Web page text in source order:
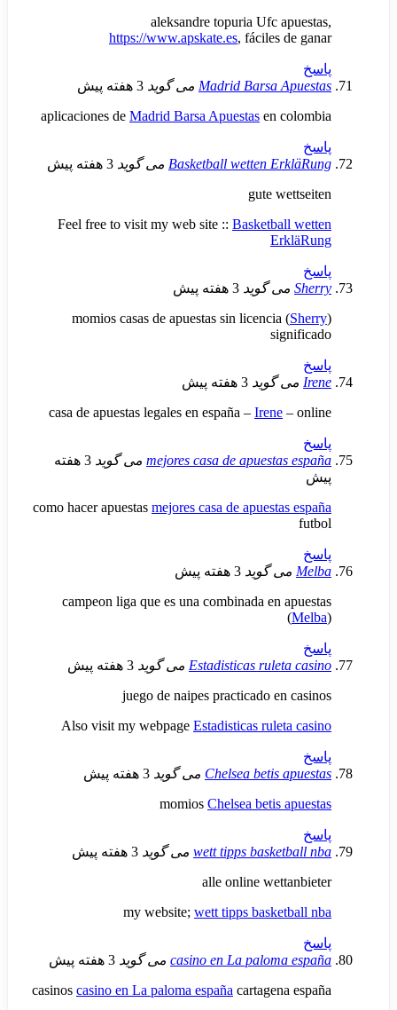
aleksandre topuria Ufc
https://www.apskate.es
Madrid Barsa می گوید 3 هفته پیش
aplicaciones deMadrid Barsa Apuestas
Basketball wetten می گوید 3 هفته پیش
Feel free to visit my web site ::
گوید 3 هفته پیش
momios casas de apuestas sin licencia (
3 هفته پیش
casa de apuestas legales en españa –
mejores casa de می گوید 3 هفته
como hacer apuestasmejores casa de
3 هفته پیش
campeon liga que es una combinada en
Estadisticas می گوید 3 هفته پیش
juego de naipes practicado
Also visit my webpageEstadisticas
Chelsea betis می گوید 3 هفته پیش
momiosChelsea betis
wett tipps می گوید 3 هفته پیش
alle online
my website;wett tipps
casino en La می گوید 3 هفته پیش
casinoscasino en La paloma españa